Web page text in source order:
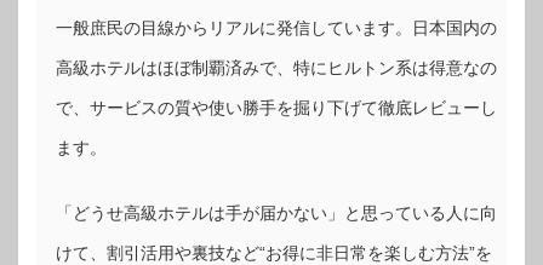
一般庶民の目線からリアルに発信しています。日本国内の
高級ホテルはほぼ制覇済みで、特にヒルトン系は得意なの
で、サービスの質や使い勝手を掘り下げて徹底レビューし
ます。
「どうせ高級ホテルは手が届かない」と思っている人に向
けて、割引活用や裏技など“お得に非日常を楽しむ方法”を